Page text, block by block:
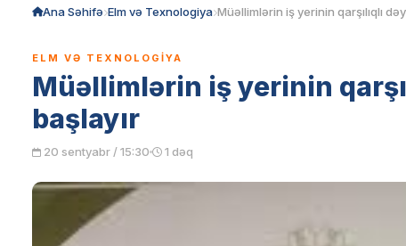
Ana Səhifə Elm və Texnologiya
ELM VƏ TEXNOLOGIYA
Müəllimlərin iş yerinin
başlayır
20 sentyabr / 15:30 1 dəq